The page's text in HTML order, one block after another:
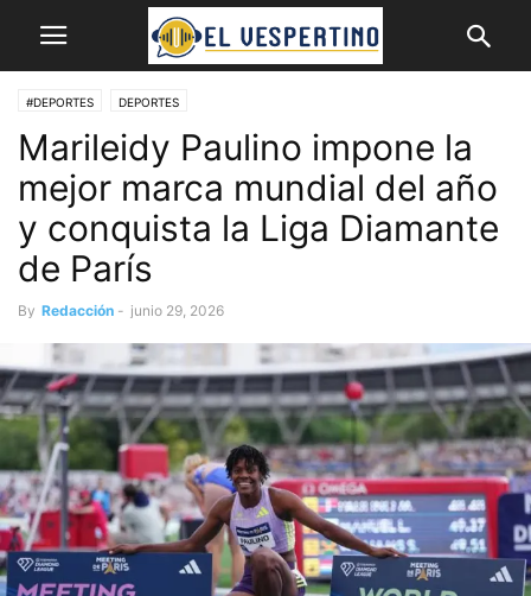
#DEPORTES DEPORTES
Marileidy Paulino impone la
mejor marca mundial del año
y conquista la Liga Diamante
de París
By Redacción - junio 29, 2026